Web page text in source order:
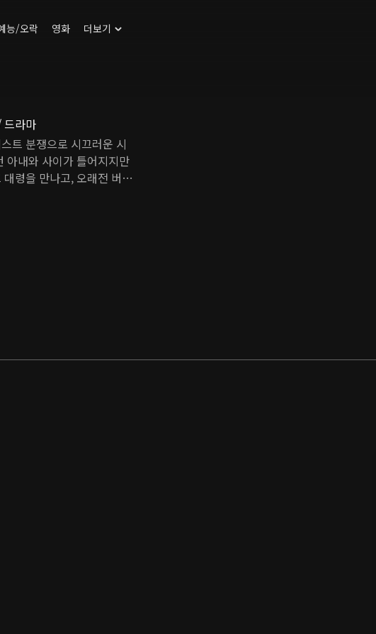
능/오락 영화 더보기
드라마
트 분쟁으로 시끄러운 시
아내와 사이가 틀어지지만
령을 만나고, 오래전 버스
다. 한편, 러시아 작전 부
튀르키예 국경 부근으
팔머의 함정이었는데…